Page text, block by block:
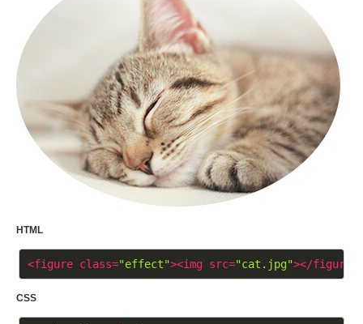
HTML
<figure class="effect"><img src="cat.jpg"></figure
CSS